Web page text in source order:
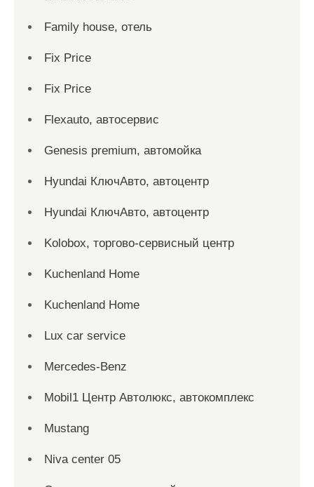
Family house, отель
Fix Price
Fix Price
Flexauto, автосервис
Genesis premium, автомойка
Hyundai КлючАвто, автоцентр
Hyundai КлючАвто, автоцентр
Kolobox, торгово-сервисный центр
Kuchenland Home
Kuchenland Home
Lux car service
Mercedes-Benz
Mobil1 Центр Автолюкс, автокомплекс
Mustang
Niva center 05